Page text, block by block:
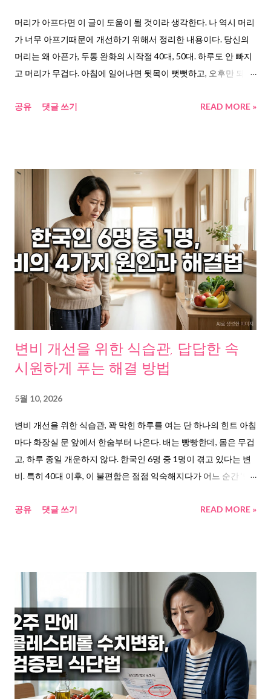
무심코 먹는 짠 음식과 가공식품이 신장을 매일 조금씩 갉아먹고
있었던 셈이다. 여기서 주목할 연구가 있다. 세브란스병원 연구팀
(가정의학과 이지원 교수)은 만성 콩팥병 환자의 식이섬유와 식물
성 단백질 ...
머리가 아프다면 이 글이 도움이 될 것이라 생각한다. 나 역시 머리
가 너무 아프기때문에 개선하기 위해서 정리한 내용이다. 당신의
머리는 왜 아픈가, 두통 완화의 시작점 40대, 50대. 하루도 안 빠지
고 머리가 무겁다. 아침에 일어나면 뒷목이 뻣뻣하고, 오후만 되면
에 열 번 넘게 약을 먹고 있는 자신을 발견한다. 이 이야기, 남의 일
는 두통의 가장 흔한 원인이 정신적 스트레스와 근육 긴장 이라고
정리하고 있다. 서울대학교병원 건강정보에서도 두통은 일차성과
이차성으로 나뉘며, 일차성 두통에는 편두통, 긴장성두통, 군발두
통이 포함된다 고 설명한다. 두통 완화를 막는 진짜 원인, 세 가지
패턴을 발견했다 여러 기사와 연구자료를 취합해보니, 반복되는
두통에는 공통된 패턴이 보였다. 첫 번째는 근육 긴장이다. 서울대
학교병원 긴장성 두통 정보 에 따르면, 긴장성 두통은 두피 주변 근
육이 지속적으로 수축하면서 발생한다. 키보드 작업, 스마트폰 사
용, 장시간 같은 자세가 원인이다. 헬스뉴스 기사 에서도 중년에 발
생하는 긴장형 두통의 주요 원인으로 스트레스와 운동 부족을 지
목했다. 두 번째는 마그네슘 결핍이다. 하이닥 보도 에 따르면, 체내
마그네슘 수치가 낮으면 스트레스 대처 능력이 떨어지고 근육 이
완이 제대로 되지 않아 두통으로 이어진다. 편두통 환자의
30~50%가 마그네슘 부족이라는 연구 결과도 있다. 세 번째는 불
을 관찰한 결과 , 불규칙한 수면이 심혈관 질환은 물론 만성 두통의
트리거가 된다는 사실이 확인됐다. 수면 부족도, 과도한 수면도 두
통을 유발한다. 원인별 해결법 여러 논문과 연구자료를 조합해보
니, 각 원인에 대한 해결 방향이 보였다. 근...
공유 댓글 쓰기 READ MORE »
변비 개선을 위한 식습관, 답답한 속
시원하게 푸는 해결 방법
5월 10, 2026
변비 개선을 위한 식습관, 꽉 막힌 하루를 여는 단 하나의 힌트 아침
마다 화장실 문 앞에서 한숨부터 나온다. 배는 빵빵한데, 몸은 무겁
고, 하루 종일 개운하지 않다. 한국인 6명 중 1명이 겪고 있다는 변
비. 특히 40대 이후, 이 불편함은 점점 익숙해지다가 어느 순간 ‘당
나 있다. 변비 개선을 위한 식습관, 이걸 제대로 들여다보니 단순히
한 힘주기 등이 6개월 전부터 시작되어 지난 3개월 동안 지속되는
상태다. 전 인구의 5~20%가 호소할 만큼 흔하고, 나이 들수록 빈도
가 올라간다. 조선일보 보도 에 의하면, 65세 이상 만성 변비 유병
률은 30~40%다. 중앙일보 기사 에서도 국내 변비 환자 수가 최근
5년 새 약 13% 늘었고, 40대 이상이 30%를 차지한다고 전했다. 수
치를 보니, 이건 나이 탓만이 아니었다. 왜 이렇게 됐을까, 변비의
진짜 원인을 파헤쳐 봤다 여러 자료를 취합해 보니, 원인이 한두 가
지가 아니다. 하지만 패턴은 보였다. 한국영양학회지 논문 에서는
공유 댓글 쓰기 READ MORE »